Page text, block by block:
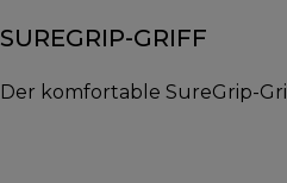
SUREGRIP-GRIFF
Der komfortable SureGrip-